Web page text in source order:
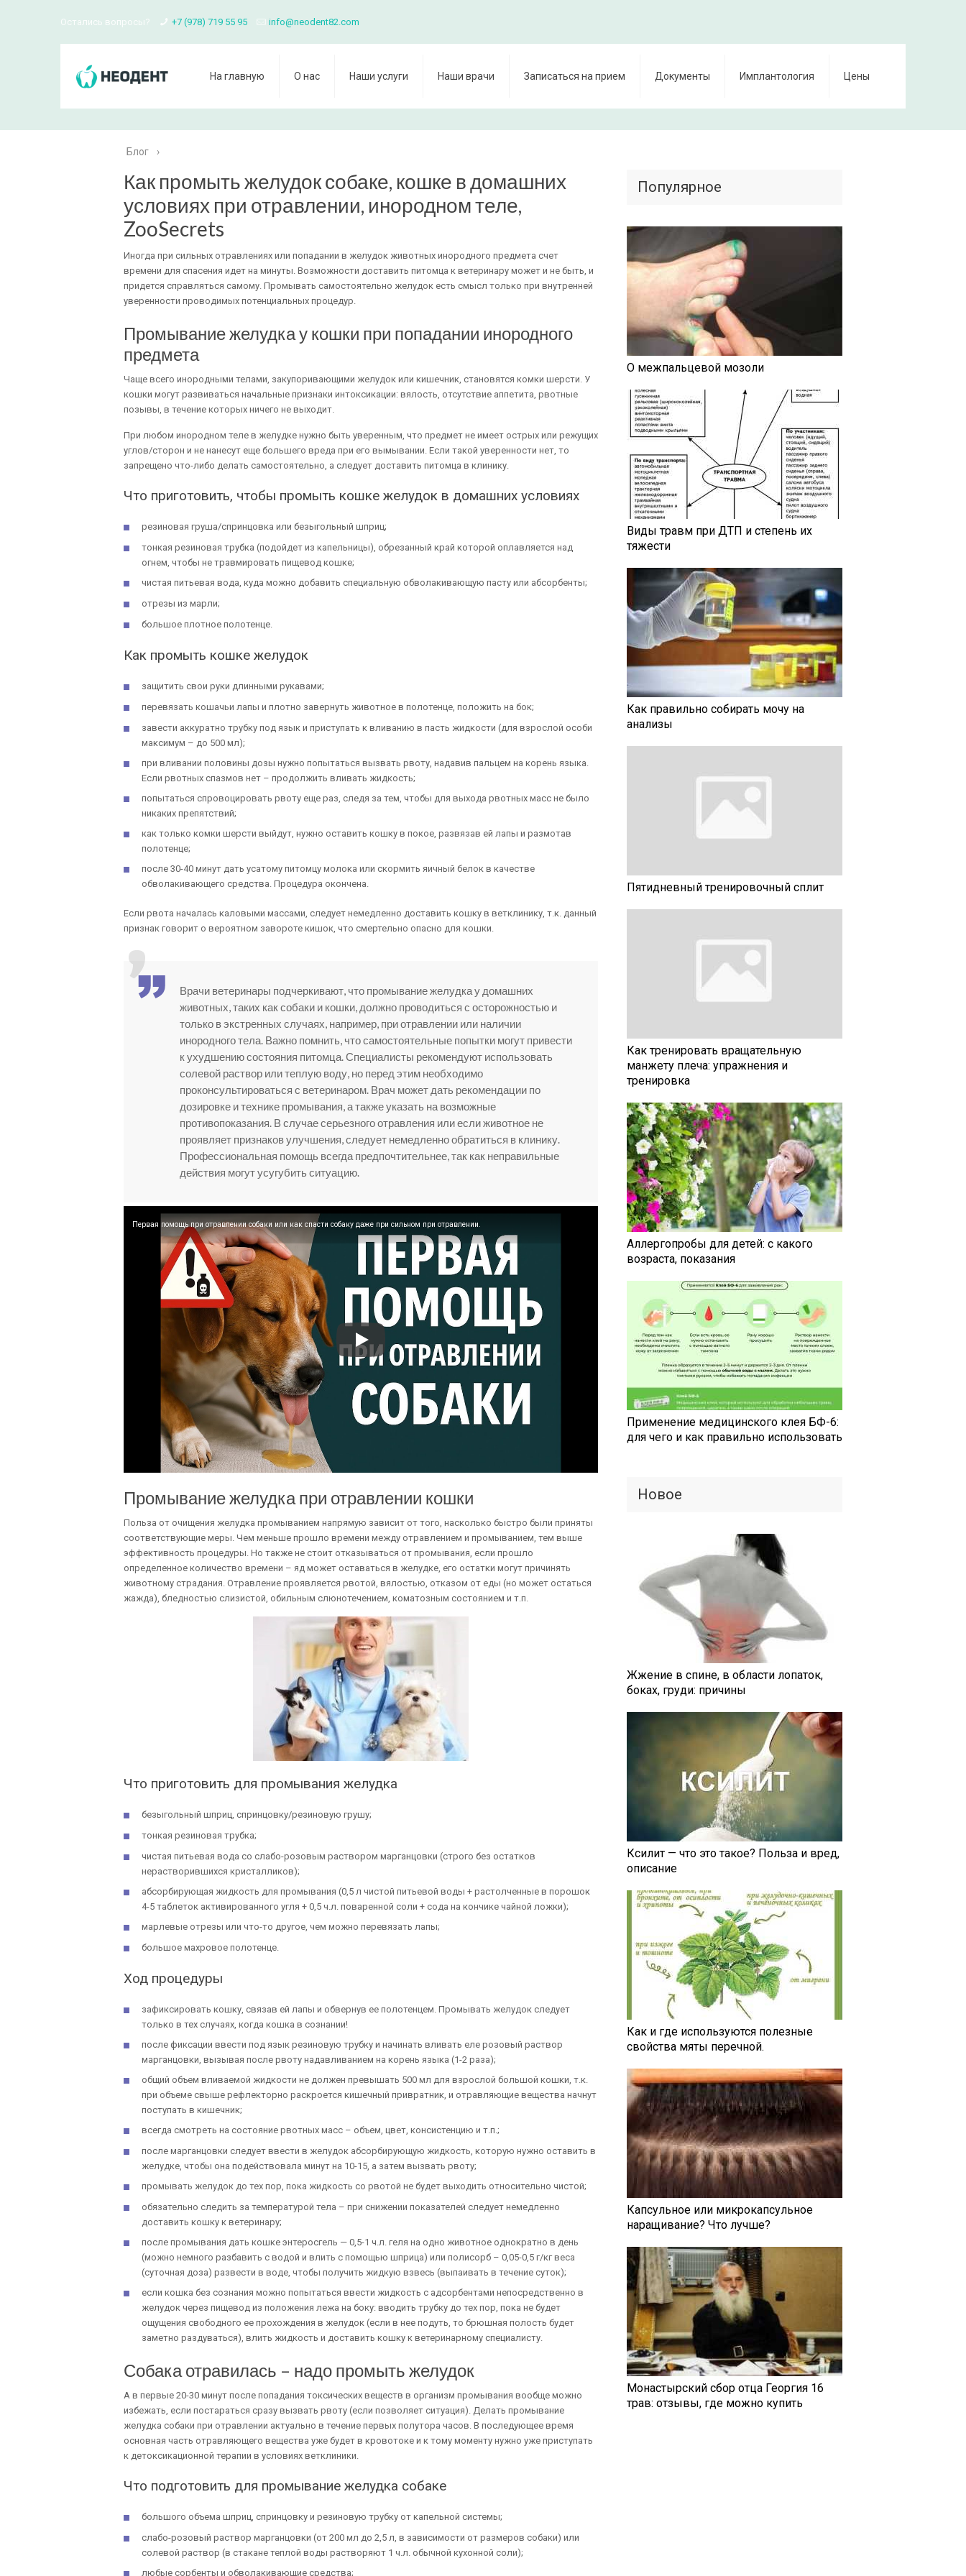
Остались вопросы? +7 (978) 719 55 95 info@neodent82.com
На главную О нас Наши услуги Наши врачи Записаться на прием Документы Имплантология Цены
Блог ›
Как промыть желудок собаке, кошке в домашних
условиях при отравлении, инородном теле,
ZooSecrets
Иногда при сильных отравлениях или попадании в желудок животных инородного предмета счет
времени для спасения идет на минуты. Возможности доставить питомца к ветеринару может и не быть, и
придется справляться самому. Промывать самостоятельно желудок есть смысл только при внутренней
уверенности проводимых потенциальных процедур.
Промывание желудка у кошки при попадании инородного
предмета
Чаще всего инородными телами, закупоривающими желудок или кишечник, становятся комки шерсти. У
кошки могут развиваться начальные признаки интоксикации: вялость, отсутствие аппетита, рвотные
позывы, в течение которых ничего не выходит.
При любом инородном теле в желудке нужно быть уверенным, что предмет не имеет острых или режущих
углов/сторон и не нанесут еще большего вреда при его вымывании. Если такой уверенности нет, то
запрещено что-либо делать самостоятельно, а следует доставить питомца в клинику.
Что приготовить, чтобы промыть кошке желудок в домашних условиях
резиновая груша/спринцовка или безыгольный шприц;
тонкая резиновая трубка (подойдет из капельницы), обрезанный край которой оплавляется над
огнем, чтобы не травмировать пищевод кошке;
чистая питьевая вода, куда можно добавить специальную обволакивающую пасту или абсорбенты;
отрезы из марли;
большое плотное полотенце.
Как промыть кошке желудок
защитить свои руки длинными рукавами;
перевязать кошачьи лапы и плотно завернуть животное в полотенце, положить на бок;
завести аккуратно трубку под язык и приступать к вливанию в пасть жидкости (для взрослой особи
максимум – до 500 мл);
при вливании половины дозы нужно попытаться вызвать рвоту, надавив пальцем на корень языка.
Если рвотных спазмов нет – продолжить вливать жидкость;
попытаться спровоцировать рвоту еще раз, следя за тем, чтобы для выхода рвотных масс не было
никаких препятствий;
как только комки шерсти выйдут, нужно оставить кошку в покое, развязав ей лапы и размотав
полотенце;
после 30-40 минут дать усатому питомцу молока или скормить яичный белок в качестве
обволакивающего средства. Процедура окончена.
Если рвота началась каловыми массами, следует немедленно доставить кошку в ветклинику, т.к. данный
признак говорит о вероятном завороте кишок, что смертельно опасно для кошки.
Врачи ветеринары подчеркивают, что промывание желудка у домашних
животных, таких как собаки и кошки, должно проводиться с осторожностью и
только в экстренных случаях, например, при отравлении или наличии
инородного тела. Важно помнить, что самостоятельные попытки могут привести
к ухудшению состояния питомца. Специалисты рекомендуют использовать
солевой раствор или теплую воду, но перед этим необходимо
проконсультироваться с ветеринаром. Врач может дать рекомендации по
дозировке и технике промывания, а также указать на возможные
противопоказания. В случае серьезного отравления или если животное не
проявляет признаков улучшения, следует немедленно обратиться в клинику.
Профессиональная помощь всегда предпочтительнее, так как неправильные
действия могут усугубить ситуацию.
Первая помощь при отравлении собаки или как спасти собаку даже при сильном при отравлении.
Промывание желудка при отравлении кошки
Польза от очищения желудка промыванием напрямую зависит от того, насколько быстро были приняты
соответствующие меры. Чем меньше прошло времени между отравлением и промыванием, тем выше
эффективность процедуры. Но также не стоит отказываться от промывания, если прошло
определенное количество времени – яд может оставаться в желудке, его остатки могут причинять
животному страдания. Отравление проявляется рвотой, вялостью, отказом от еды (но может остаться
жажда), бледностью слизистой, обильным слюнотечением, коматозным состоянием и т.п.
Что приготовить для промывания желудка
безыгольный шприц, спринцовку/резиновую грушу;
тонкая резиновая трубка;
чистая питьевая вода со слабо-розовым раствором марганцовки (строго без остатков
нерастворившихся кристалликов);
абсорбирующая жидкость для промывания (0,5 л чистой питьевой воды + растолченные в порошок
4-5 таблеток активированного угля + 0,5 ч.л. поваренной соли + сода на кончике чайной ложки);
марлевые отрезы или что-то другое, чем можно перевязать лапы;
большое махровое полотенце.
Ход процедуры
зафиксировать кошку, связав ей лапы и обвернув ее полотенцем. Промывать желудок следует
только в тех случаях, когда кошка в сознании!
после фиксации ввести под язык резиновую трубку и начинать вливать еле розовый раствор
марганцовки, вызывая после рвоту надавливанием на корень языка (1-2 раза);
общий объем вливаемой жидкости не должен превышать 500 мл для взрослой большой кошки, т.к.
при объеме свыше рефлекторно раскроется кишечный привратник, и отравляющие вещества начнут
поступать в кишечник;
всегда смотреть на состояние рвотных масс – объем, цвет, консистенцию и т.п.;
после марганцовки следует ввести в желудок абсорбирующую жидкость, которую нужно оставить в
желудке, чтобы она подействовала минут на 10-15, а затем вызвать рвоту;
промывать желудок до тех пор, пока жидкость со рвотой не будет выходить относительно чистой;
обязательно следить за температурой тела – при снижении показателей следует немедленно
доставить кошку к ветеринару;
после промывания дать кошке энтеросгель — 0,5-1 ч.л. геля на одно животное однократно в день
(можно немного разбавить с водой и влить с помощью шприца) или полисорб – 0,05-0,5 г/кг веса
(суточная доза) развести в воде, чтобы получить жидкую взвесь (выпаивать в течение суток);
если кошка без сознания можно попытаться ввести жидкость с адсорбентами непосредственно в
желудок через пищевод из положения лежа на боку: вводить трубку до тех пор, пока не будет
ощущения свободного ее прохождения в желудок (если в нее подуть, то брюшная полость будет
заметно раздуваться), влить жидкость и доставить кошку к ветеринарному специалисту.
Собака отравилась – надо промыть желудок
А в первые 20-30 минут после попадания токсических веществ в организм промывания вообще можно
избежать, если постараться сразу вызвать рвоту (если позволяет ситуация). Делать промывание
желудка собаки при отравлении актуально в течение первых полутора часов. В последующее время
основная часть отравляющего вещества уже будет в кровотоке и к тому моменту нужно уже приступать
к детоксикационной терапии в условиях ветклиники.
Что подготовить для промывание желудка собаке
большого объема шприц, спринцовку и резиновую трубку от капельной системы;
слабо-розовый раствор марганцовки (от 200 мл до 2,5 л, в зависимости от размеров собаки) или
солевой раствор (в стакане теплой воды растворяют 1 ч.л. обычной кухонной соли);
любые сорбенты и обволакивающие средства;
Популярное
О межпальцевой мозоли
Виды травм при ДТП и степень их
тяжести
Как правильно собирать мочу на
анализы
Пятидневный тренировочный сплит
Как тренировать вращательную
манжету плеча: упражнения и
тренировка
Аллергопробы для детей: с какого
возраста, показания
Применение медицинского клея БФ-6:
для чего и как правильно использовать
Новое
Жжение в спине, в области лопаток,
боках, груди: причины
Ксилит — что это такое? Польза и вред,
описание
Как и где используются полезные
свойства мяты перечной.
Капсульное или микрокапсульное
наращивание? Что лучше?
Монастырский сбор отца Георгия 16
трав: отзывы, где можно купить